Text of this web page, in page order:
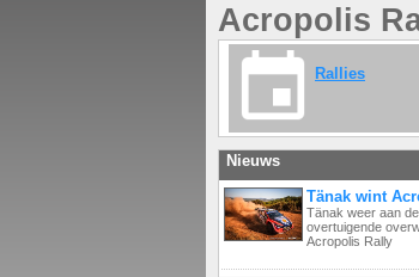
Acropolis
Rallies
Nieuws
Tänak wint
Tänak weer aan
overtuigende
Acropolis Rally